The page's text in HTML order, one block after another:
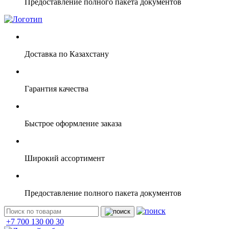
Предоставление полного пакета документов
Доставка по Казахстану
Гарантия качества
Быстрое оформление заказа
Широкий ассортимент
Предоставление полного пакета документов
+7 700 130 00 30